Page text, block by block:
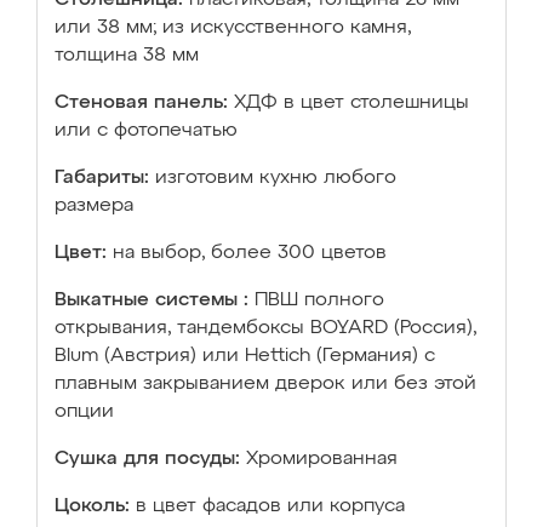
или 38 мм; из искусственного камня,
толщина 38 мм
Стеновая панель: ХДФ в цвет столешницы
или с фотопечатью
Габариты: изготовим кухню любого
размера
Цвет: на выбор, более 300 цветов
Выкатные системы :
ПВШ полного
открывания, тандембоксы BOYARD (Россия),
Blum (Австрия) или Hettich (Германия) с
плавным закрыванием дверок или без этой
опции
Сушка для посуды: Хромированная
Цоколь: в цвет фасадов или корпуса